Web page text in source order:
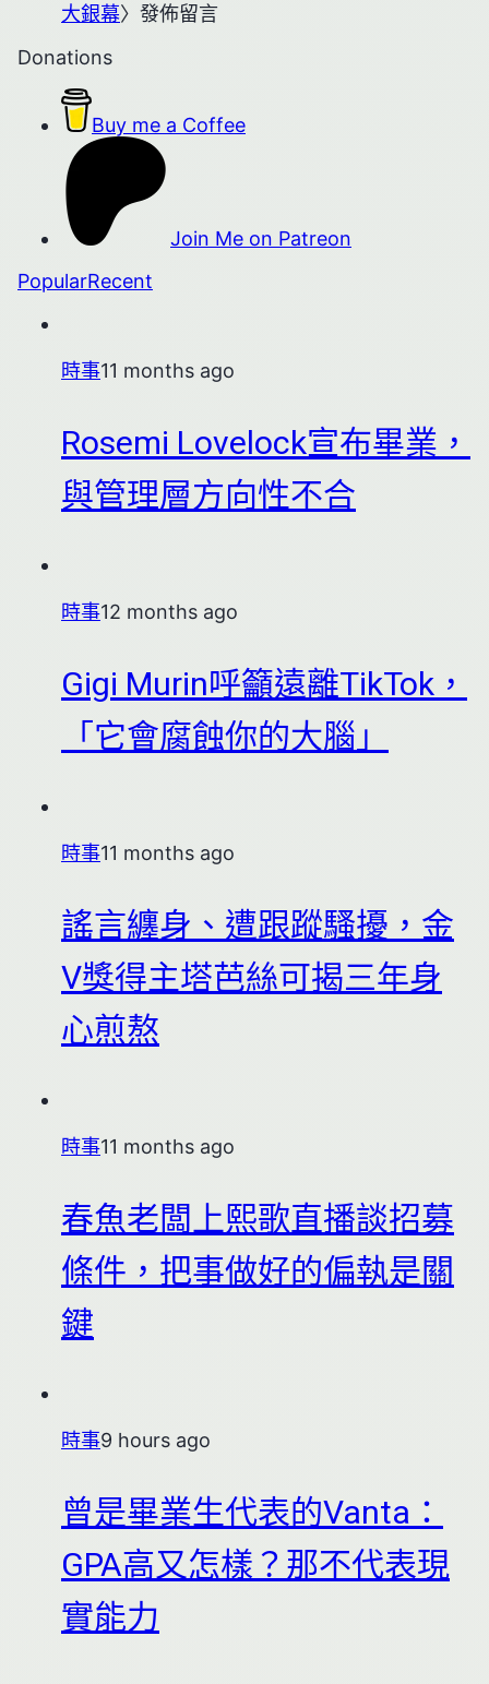
大銀幕〉發佈留言
Donations
Buy me a Coffee
Join Me on Patreon
PopularRecent
時事11 months ago
Rosemi Lovelock宣布畢業，
與管理層方向性不合
時事12 months ago
Gigi Murin呼籲遠離TikTok，
「它會腐蝕你的大腦」
時事11 months ago
謠言纏身、遭跟蹤騷擾，金
V獎得主塔芭絲可揭三年身
心煎熬
時事11 months ago
春魚老闆上熙歌直播談招募
條件，把事做好的偏執是關
鍵
時事9 hours ago
曾是畢業生代表的Vanta：
GPA高又怎樣？那不代表現
實能力